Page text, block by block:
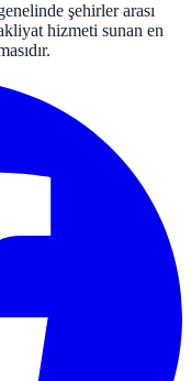
şehirler arası
hizmeti sunan en